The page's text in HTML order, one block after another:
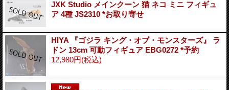
JXK Studio メインクーン 猫 ネコ ミニ フィギュ
ア 4種 JS2310 *お取り寄せ
HIYA 『ゴジラ キング・オブ・モンスターズ』 ラ
ドン 13cm 可動フィギュア EBG0272 *予約
12,980円(税込)